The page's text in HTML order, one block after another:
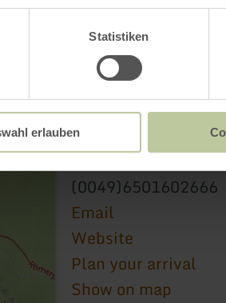
Statistiken
erlauben
Deutsch-
Information
Moselstr. 1
54308 Langsur
(0049)6501602666
Email
Website
Plan your arrival
Show on map